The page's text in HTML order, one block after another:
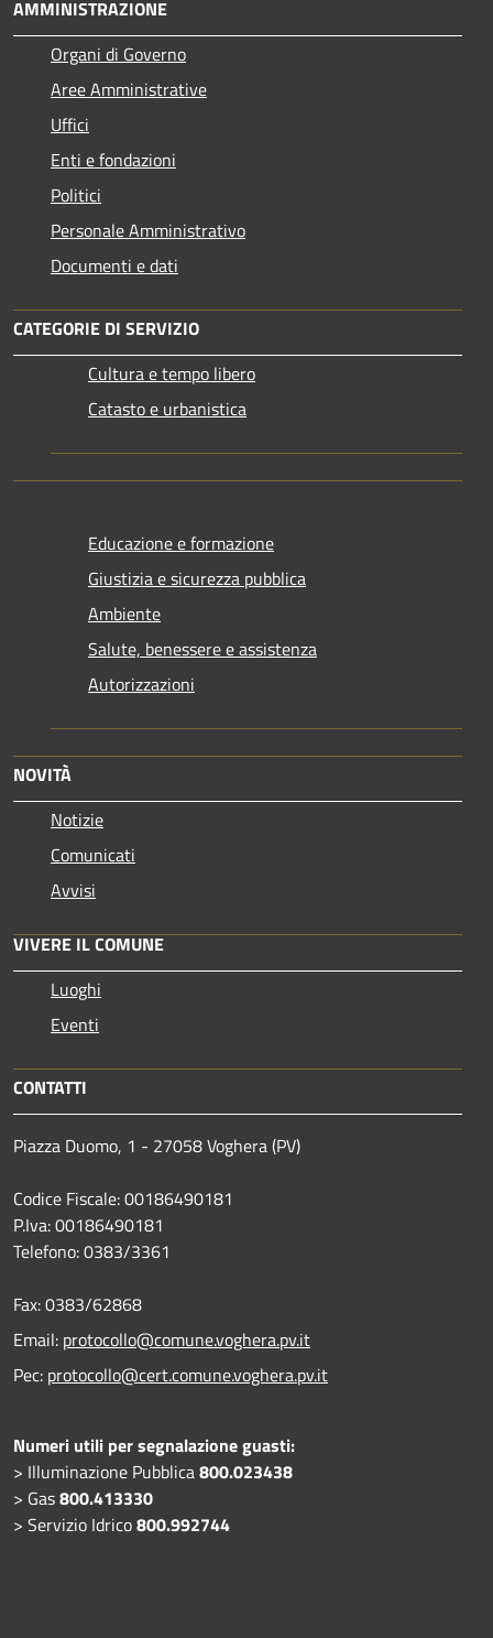
AMMINISTRAZIONE
Organi di Governo
Aree Amministrative
Uffici
Enti e fondazioni
Politici
Personale Amministrativo
Documenti e dati
CATEGORIE DI SERVIZIO
Cultura e tempo libero
Catasto e urbanistica
Educazione e formazione
Giustizia e sicurezza pubblica
Ambiente
Salute, benessere e assistenza
Autorizzazioni
NOVITÀ
Notizie
Comunicati
Avvisi
VIVERE IL COMUNE
Luoghi
Eventi
CONTATTI
Piazza Duomo, 1 - 27058 Voghera (PV)
Codice Fiscale: 00186490181
P.Iva: 00186490181
Telefono:0383/3361
Fax:0383/62868
Email: protocollo@comune.voghera.pv.it
Pec: protocollo@cert.comune.voghera.pv.it
Numeri utili per segnalazione guasti:
> Illuminazione Pubblica800.023438
> Gas800.413330
> Servizio Idrico800.992744